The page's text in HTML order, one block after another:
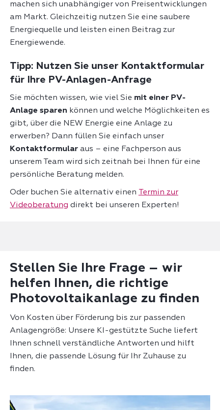
machen sich unabhängiger von Preisentwicklungen
am Markt. Gleichzeitig nutzen Sie eine saubere
Energiequelle und leisten einen Beitrag zur
Energiewende.
Tipp: Nutzen Sie unser Kontaktformular
für Ihre PV-Anlagen-Anfrage
Sie möchten wissen, wie viel Sie mit einer PV-
Anlage sparen können und welche Möglichkeiten es
gibt, über die NEW Energie eine Anlage zu
erwerben? Dann füllen Sie einfach unser
Kontaktformular aus – eine Fachperson aus
unserem Team wird sich zeitnah bei Ihnen für eine
persönliche Beratung melden.
Oder buchen Sie alternativ einen Termin zur
Videoberatung direkt bei unseren Experten!
Stellen Sie Ihre Frage – wir
helfen Ihnen, die richtige
Photovoltaikanlage zu finden
Von Kosten über Förderung bis zur passenden
Anlagengröße: Unsere KI-gestützte Suche liefert
Ihnen schnell verständliche Antworten und hilft
Ihnen, die passende Lösung für Ihr Zuhause zu
finden.